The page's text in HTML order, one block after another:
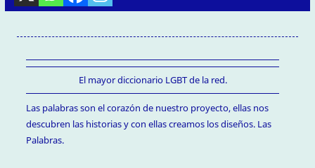
El mayor diccionario LGBT de la red.
Las palabras son el corazón de nuestro proyecto, ellas nos
descubren las historias y con ellas creamos los diseños. Las
Palabras.